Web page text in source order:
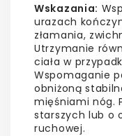
Wskazania:
urazach
złamania,
Utrzymanie
ciała w
Wspomaganie
obniżoną
mięśniami nóg.
starszych lub o
ruchowej.